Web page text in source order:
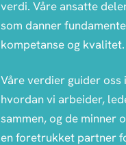
verdi. Våre ansatte
som danner
kompetanse og kvalitet.
Våre verdier guider oss
hvordan vi arbeider,
sammen, og de minner
en foretrukket partner